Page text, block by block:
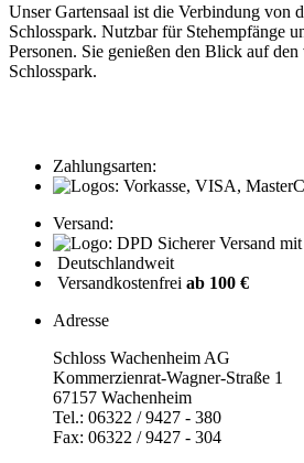
Unser Gartensaal ist die Verbindung von
Schlosspark. Nutzbar für Stehempfänge
Personen. Sie genießen den Blick auf den
Schlosspark.
Zahlungsarten:
Versand:
Sicherer Versand mit
Deutschlandweit
Versandkostenfrei ab 100 €
Adresse
Schloss Wachenheim AG
Kommerzienrat-Wagner-Straße 1
67157 Wachenheim
Tel.: 06322 / 9427 - 380
Fax: 06322 / 9427 - 304